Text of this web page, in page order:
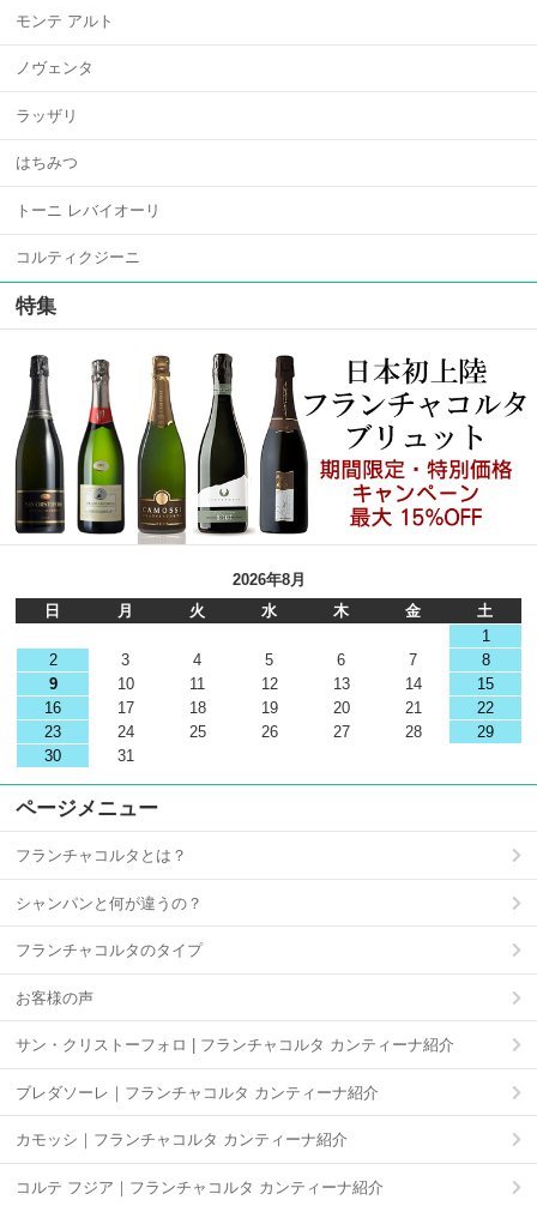
モンテ アルト
ノヴェンタ
ラッザリ
はちみつ
トーニ レバイオーリ
コルティクジーニ
特集
2026年8月
日
月 火 水 木 金
土
1
2
3 4 5 6 7
8
9
10 11 12 13 14
15
16
17 18 19 20 21
22
23
24 25 26 27 28
29
30
31
ページメニュー
フランチャコルタとは？
シャンパンと何が違うの？
フランチャコルタのタイプ
お客様の声
サン・クリストーフォロ | フランチャコルタ カンティーナ紹介
ブレダソーレ｜フランチャコルタ カンティーナ紹介
カモッシ｜フランチャコルタ カンティーナ紹介
コルテ フジア｜フランチャコルタ カンティーナ紹介